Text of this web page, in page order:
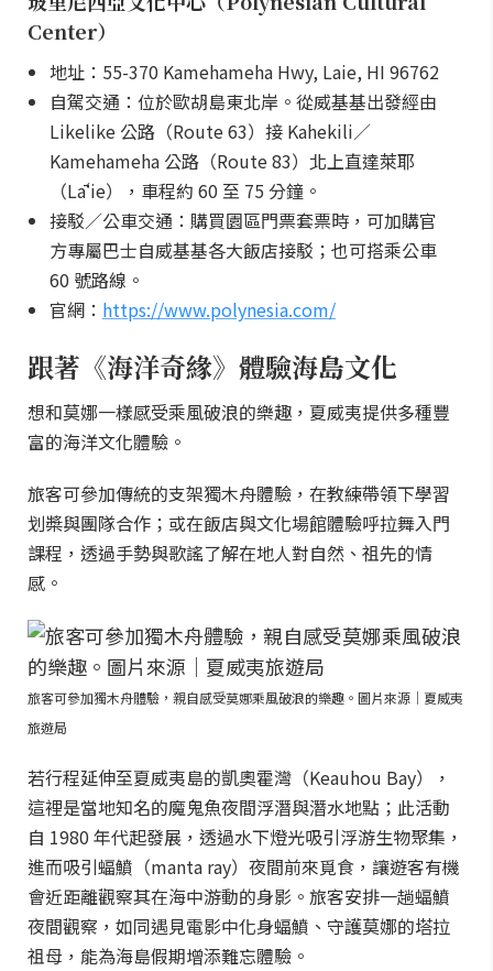
Center）
地址：55-370 Kamehameha Hwy, Laie, HI 96762
自駕交通：位於歐胡島東北岸。從威基基出發經由
Likelike 公路（Route 63）接 Kahekili／
Kamehameha 公路（Route 83）北上直達萊耶
（Lāʻie），車程約 60 至 75 分鐘。
接駁／公車交通：購買園區門票套票時，可加購官
方專屬巴士自威基基各大飯店接駁；也可搭乘公車
60 號路線。
官網： https://www.polynesia.com/
跟著《海洋奇緣》體驗海島文化
想和莫娜一樣感受乘風破浪的樂趣，夏威夷提供多種豐
富的海洋文化體驗。
旅客可參加傳統的支架獨木舟體驗，在教練帶領下學習
划槳與團隊合作；或在飯店與文化場館體驗呼拉舞入門
課程，透過手勢與歌謠了解在地人對自然、祖先的情
感。
旅客可參加獨木舟體驗，親自感受莫娜乘風破浪的樂趣。圖片來源｜夏威夷
旅遊局
若行程延伸至夏威夷島的凱奧霍灣（Keauhou Bay），
這裡是當地知名的魔鬼魚夜間浮潛與潛水地點；此活動
自 1980 年代起發展，透過水下燈光吸引浮游生物聚集，
進而吸引蝠鱝（manta ray）夜間前來覓食，讓遊客有機
會近距離觀察其在海中游動的身影。旅客安排一趟蝠鱝
夜間觀察，如同遇見電影中化身蝠鱝、守護莫娜的塔拉
祖母，能為海島假期增添難忘體驗。